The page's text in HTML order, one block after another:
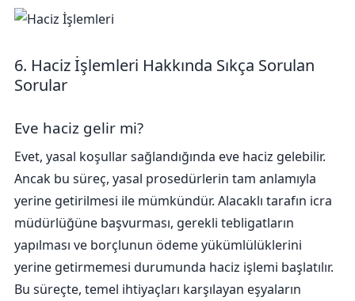
6. Haciz İşlemleri Hakkında Sıkça Sorulan
Sorular
Eve haciz gelir mi?
Evet, yasal koşullar sağlandığında eve haciz gelebilir.
Ancak bu süreç, yasal prosedürlerin tam anlamıyla
yerine getirilmesi ile mümkündür. Alacaklı tarafın icra
müdürlüğüne başvurması, gerekli tebligatların
yapılması ve borçlunun ödeme yükümlülüklerini
yerine getirmemesi durumunda haciz işlemi başlatılır.
Bu süreçte, temel ihtiyaçları karşılayan eşyaların